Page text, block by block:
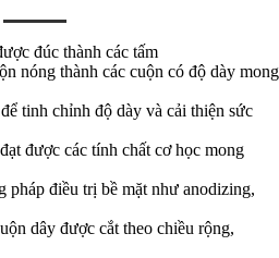
đúc thành các tấm
nóng thành các cuộn có độ dày mong
tinh chỉnh độ dày và cải thiện sức
được các tính chất cơ học mong
pháp điều trị bề mặt như anodizing,
dây được cắt theo chiều rộng,